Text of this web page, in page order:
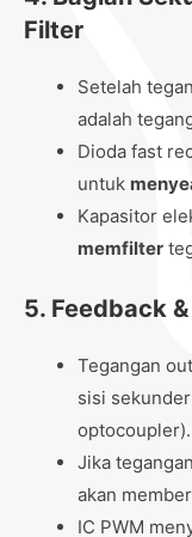
Filter
Setelah
adalah
Dioda fast
untuk
Kapasitor
memfilter
5. Feedback
Tegangan
sisi
optocoupler).
Jika
akan
IC PWM